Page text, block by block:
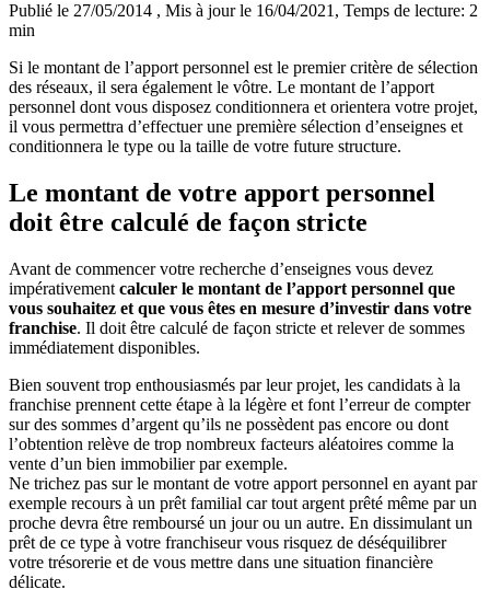
Publié le 27/05/2014 , Mis à jour le 16/04/2021, Temps de lecture: 2
min
Si le montant de l’apport personnel est le premier critère de sélection
des réseaux, il sera également le vôtre. Le montant de l’apport
personnel dont vous disposez conditionnera et orientera votre projet,
il vous permettra d’effectuer une première sélection d’enseignes et
conditionnera le type ou la taille de votre future structure.
Le montant de votre apport personnel
doit être calculé de façon stricte
Avant de commencer votre recherche d’enseignes vous devez
impérativement calculer le montant de l’apport personnel que
vous souhaitez et que vous êtes en mesure d’investir dans votre
franchise. Il doit être calculé de façon stricte et relever de sommes
immédiatement disponibles.
Bien souvent trop enthousiasmés par leur projet, les candidats à la
franchise prennent cette étape à la légère et font l’erreur de compter
sur des sommes d’argent qu’ils ne possèdent pas encore ou dont
l’obtention relève de trop nombreux facteurs aléatoires comme la
vente d’un bien immobilier par exemple.
Ne trichez pas sur le montant de votre apport personnel en ayant par
exemple recours à un prêt familial car tout argent prêté même par un
proche devra être remboursé un jour ou un autre. En dissimulant un
prêt de ce type à votre franchiseur vous risquez de déséquilibrer
votre trésorerie et de vous mettre dans une situation financière
délicate.